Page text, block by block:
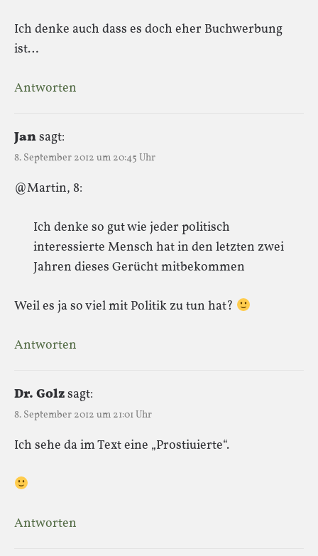
Ich denke auch dass es doch eher Buchwerbung
ist…
Antworten
Jansagt:
8. September 2012 um 20:45 Uhr
@Martin, 8:
Ich denke so gut wie jeder politisch
interessierte Mensch hat in den letzten zwei
Jahren dieses Gerücht mitbekommen
Weil es ja so viel mit Politik zu tun hat?
Antworten
Dr. Golzsagt:
8. September 2012 um 21:01 Uhr
Ich sehe da im Text eine „Prostiuierte“.
Antworten